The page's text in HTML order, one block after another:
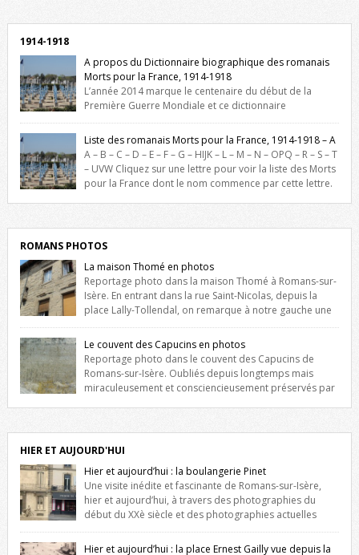
1914-1918
A propos du Dictionnaire biographique des romanais
Morts pour la France, 1914-1918
L’année 2014 marque le centenaire du début de la
Première Guerre Mondiale et ce dictionnaire
biographique veut rendre hommage aux romanais Morts pour la
France durant ce conflit. La base de cette recherche historique est
constituée des noms gravés sur les plaques commémoratives de
l’Hôtel de Ville, du lycée du Dauphiné et du lycée Triboulet, […]
Liste des romanais Morts pour la France, 1914-1918 – A
A – B – C – D – E – F – G – HIJK – L – M – N – OPQ – R – S – T
– UVW Cliquez sur une lettre pour voir la liste des Morts
pour la France dont le nom commence par cette lettre.
ROMANS PHOTOS
La maison Thomé en photos
Reportage photo dans la maison Thomé à Romans-sur-
Isère. En entrant dans la rue Saint-Nicolas, depuis la
place Lally-Tollendal, on remarque à notre gauche une
maison construite au XVIè siècle. Les deux façades sont ornées de
fenêtres jumelles à meneaux. Entre ces deux étages, on peut voir une
niche qui contient une statue de la Vierge. […]
Le couvent des Capucins en photos
Reportage photo dans le couvent des Capucins de
Romans-sur-Isère. Oubliés depuis longtemps mais
miraculeusement et consciencieusement préservés par
l’histoire de la redécouverte de vestiges du couvent des Capucins !
Petit retour sur l’histoire […]
HIER ET AUJOURD'HUI
Hier et aujourd’hui : la boulangerie Pinet
Une visite inédite et fascinante de Romans-sur-Isère,
hier et aujourd’hui, à travers des photographies du
début du XXè siècle et des photographies actuelles
prises exactement dans le même cadre ! A l’angle de la place Jean
Jaurès et de l’avenue Victor Hugo (à côté d’Intermarché), à Romans. La
Hier et aujourd’hui : la place Ernest Gailly vue depuis la